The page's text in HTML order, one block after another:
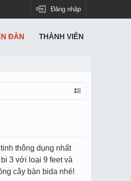
Đăng nhập
thông dụng nhất
3 với loại 9 feet và
cây bàn bida nhé!
ĐÀN THÀNH VIÊN